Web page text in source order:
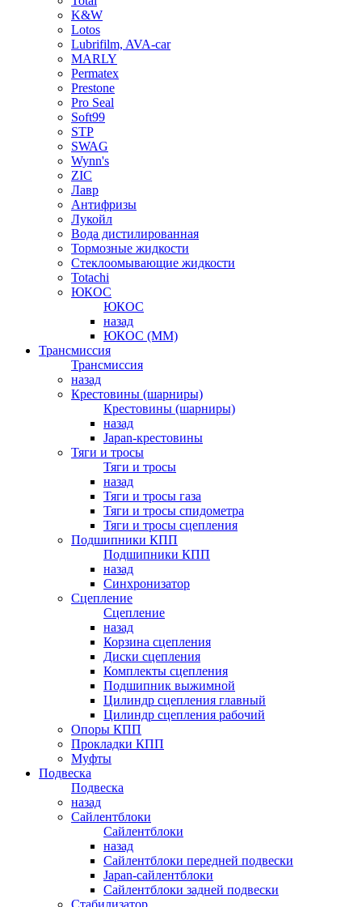
K&W
Lotos
Lubrifilm, AVA-car
MARLY
Permatex
Prestone
Pro Seal
Soft99
STP
SWAG
Wynn's
ZIC
Лавр
Антифризы
Лукойл
Вода дистилированная
Тормозные жидкости
Стеклоомывающие жидкости
Totachi
ЮКОС
ЮКОС
назад
ЮКОС (ММ)
Трансмиссия
Трансмиссия
назад
Крестовины (шарниры)
Крестовины (шарниры)
назад
Japan-крестовины
Тяги и тросы
Тяги и тросы
назад
Тяги и тросы газа
Тяги и тросы спидометра
Тяги и тросы сцепления
Подшипники КПП
Подшипники КПП
назад
Синхронизатор
Сцепление
Сцепление
назад
Корзина сцепления
Диски сцепления
Комплекты сцепления
Подшипник выжимной
Цилиндр сцепления главный
Цилиндр сцепления рабочий
Опоры КПП
Прокладки КПП
Муфты
Подвеска
Подвеска
назад
Сайлентблоки
Сайлентблоки
назад
Сайлентблоки передней подвески
Japan-сайлентблоки
Сайлентблоки задней подвески
Стабилизатор